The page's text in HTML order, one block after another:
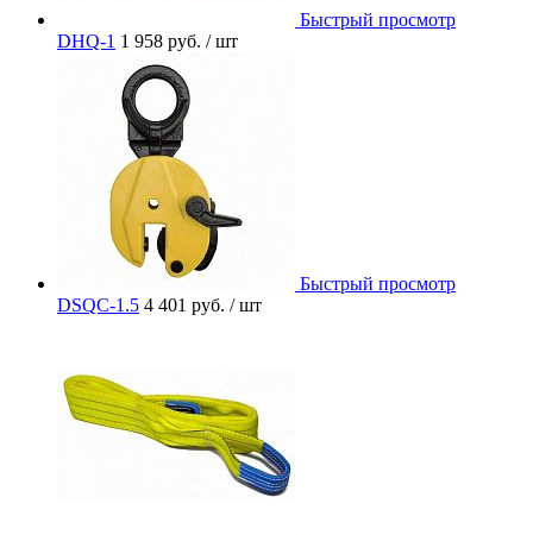
Быстрый просмотр
DHQ-1 1 958 руб. / шт
Быстрый просмотр
DSQC-1.5 4 401 руб. / шт